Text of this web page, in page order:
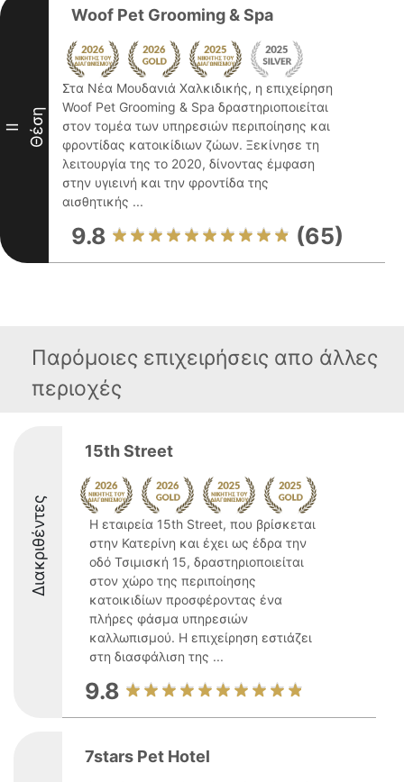
II Θέση
Woof Pet Grooming & Spa
Στα Νέα Μουδανιά Χαλκιδικής, η επιχείρηση
Woof Pet Grooming & Spa δραστηριοποιείται
στον τομέα των υπηρεσιών περιποίησης και
φροντίδας κατοικίδιων ζώων. Ξεκίνησε τη
λειτουργία της το 2020, δίνοντας έμφαση
στην υγιεινή και την φροντίδα της
αισθητικής ...
9.8 (65)
Παρόμοιες επιχειρήσεις απο άλλες
περιοχές
Διακριθέντες
15th Street
Η εταιρεία 15th Street, που βρίσκεται
στην Κατερίνη και έχει ως έδρα την
οδό Τσιμισκή 15, δραστηριοποιείται
στον χώρο της περιποίησης
κατοικιδίων προσφέροντας ένα
πλήρες φάσμα υπηρεσιών
καλλωπισμού. Η επιχείρηση εστιάζει
στη διασφάλιση της ...
9.8
7stars Pet Hotel